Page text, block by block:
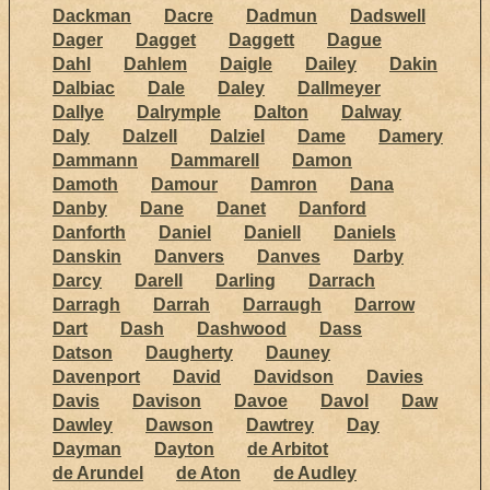
Dackman
Dacre Dadmun
Dadswell
Dager
Dagget Daggett
Dague
Dahl
Dahlem Daigle Dailey
Dakin
Dalbiac
Dale Daley
Dallmeyer
Dallye
Dalrymple Dalton
Dalway
Daly
Dalzell Dalziel Dame
Damery
Dammann
Dammarell
Damon
Damoth
Damour Damron
Dana
Danby
Dane Danet
Danford
Danforth
Daniel Daniell
Daniels
Danskin
Danvers Danves
Darby
Darcy
Darell Darling
Darrach
Darragh
Darrah Darraugh
Darrow
Dart
Dash Dashwood
Dass
Datson
Daugherty
Dauney
Davenport
David Davidson
Davies
Davis
Davison Davoe Davol
Daw
Dawley
Dawson Dawtrey
Day
Dayman
Dayton
de Arbitot
de Arundel
de Aton
de Audley